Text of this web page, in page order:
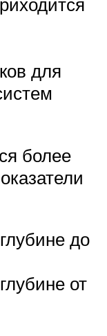
для
более
до
от